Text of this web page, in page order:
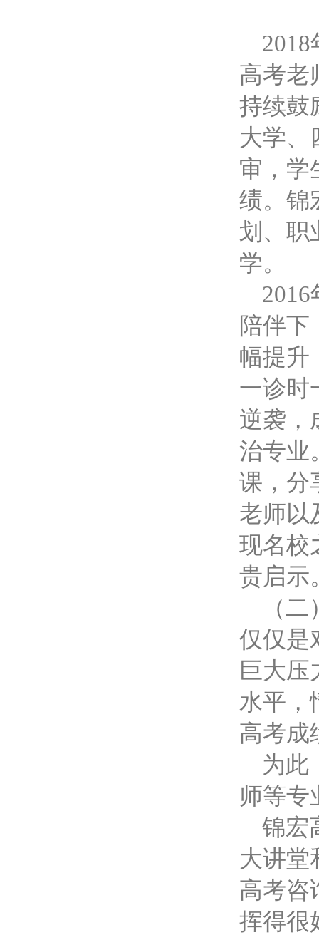
2018
高考老
持续鼓
大学、
审，学
绩。锦
划、职
学。
2016
陪伴
幅提升
一诊时
逆袭，
治专业
课，分
老师以
现名校
贵启示
（二
仅仅是
巨大
水平，
高考成
为此
师等专
锦宏
大讲堂
高考咨
挥得很